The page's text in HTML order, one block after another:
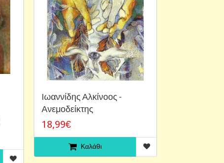
Ιωαννίδης Αλκίνοος -
Ανεμοδείκτης
18,99€
Καλάθι